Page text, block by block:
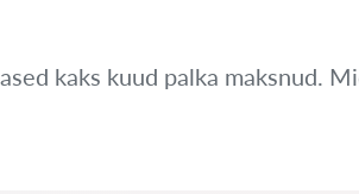
kaks kuud palka maksnud.